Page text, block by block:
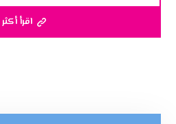
اقرأ أكثر